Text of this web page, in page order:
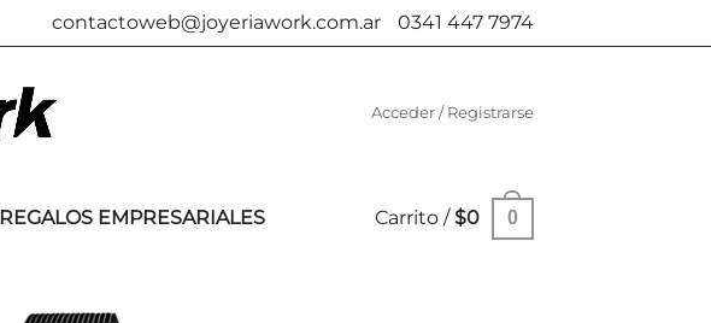
contactoweb@joyeriawork.com.ar 0341 447 7974
Acceder / Registrarse
REGALOS EMPRESARIALES Carrito /$0 0